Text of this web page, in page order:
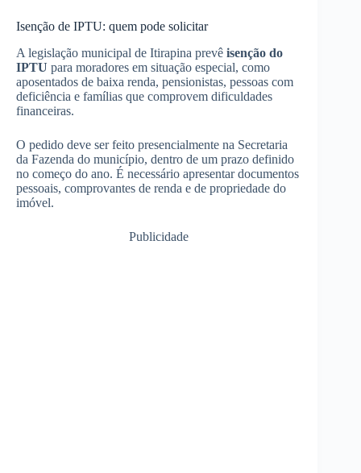
Isenção de IPTU: quem pode solicitar
A legislação municipal de Itirapina prevê isenção do
IPTU para moradores em situação especial, como
aposentados de baixa renda, pensionistas, pessoas com
deficiência e famílias que comprovem dificuldades
financeiras.
O pedido deve ser feito presencialmente na Secretaria
da Fazenda do município, dentro de um prazo definido
no começo do ano. É necessário apresentar documentos
pessoais, comprovantes de renda e de propriedade do
imóvel.
Publicidade